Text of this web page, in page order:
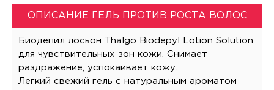
ОПИСАНИЕ ГЕЛЬ ПРОТИВ РОСТА ВОЛОС
Биодепил лосьон Thalgo Biodepyl Lotion Solution
для чувствительных зон кожи. Снимает
раздражение, успокаивает кожу.
Легкий свежий гель с натуральным ароматом